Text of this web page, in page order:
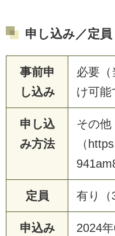
申し込み／定員
事前申
し込み
必要（
け可能
申し込
み方法
その他
（
定員 有り（
申込み
2024